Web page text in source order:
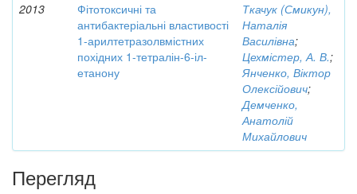
2013
Фітотоксичні та
антибактеріальні властивості
1-арилтетразолвмістних
похідних 1-тетралін-6-іл-
етанону
Ткачук (Смикун),
Наталія
Василівна;
Цехмістер, А. В.;
Янченко, Віктор
Олексійович;
Демченко,
Анатолій
Михайлович
Перегляд